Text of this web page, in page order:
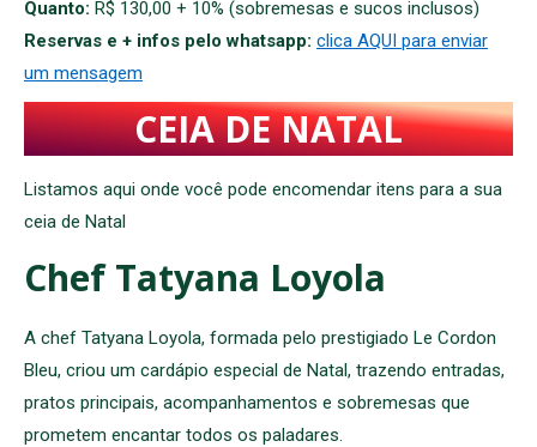
Quanto: R$ 130,00 + 10% (sobremesas e sucos inclusos)
Reservas e + infos pelo whatsapp: clica AQUI para enviar
um mensagem
CEIA DE NATAL
Listamos aqui onde você pode encomendar itens para a sua
ceia de Natal
Chef Tatyana Loyola
A chef Tatyana Loyola, formada pelo prestigiado Le Cordon
Bleu, criou um cardápio especial de Natal, trazendo entradas,
pratos principais, acompanhamentos e sobremesas que
prometem encantar todos os paladares.